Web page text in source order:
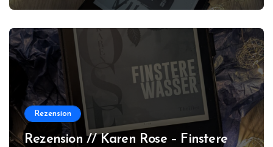
Rezension
Rezension // Karen Rose – Finstere